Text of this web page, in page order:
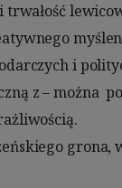
trwałość
i
z – można
grona,
wielkiej
nie musiał
czas. Nie
spotkanie będzie